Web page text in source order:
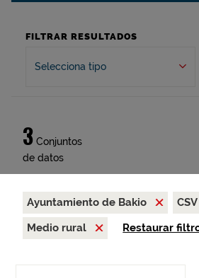
FILTRAR RESULTADOS
Selecciona tipo
3 Conjuntos
de datos
Ayuntamiento de Bakio CSV
Medio rural
Restaurar